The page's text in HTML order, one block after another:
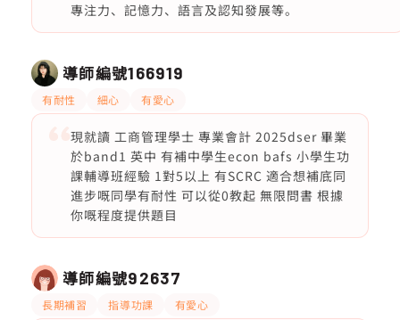
專注力、記憶力、語言及認知發展等。
導師編號166919
有耐性 細心 有愛心
現就讀 工商管理學士 專業會計 2025dser 畢業
於band1 英中 有補中學生econ bafs 小學生功
課輔導班經驗 1對5以上 有SCRC 適合想補底同
進步嘅同學有耐性 可以從0教起 無限問書 根據
你嘅程度提供題目
導師編號92637
長期補習 指導功課 有愛心